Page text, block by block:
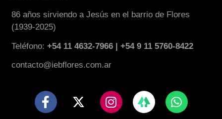
86 años sirviendo a Jesús en el barrio de Flores
(1939-2025)
Teléfono:+54 11 4632-7966 | +54 9 11 5760-8422
contacto@iebflores.com.ar
F
a
X
-
I
n
W
h